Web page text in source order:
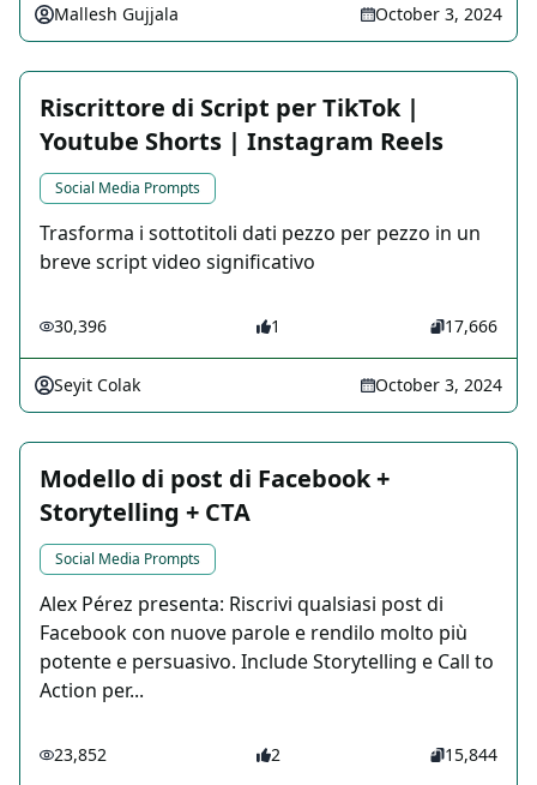
Mallesh Gujjala October 3, 2024
Riscrittore di Script per TikTok |
Youtube Shorts | Instagram Reels
Social Media Prompts
Trasforma i sottotitoli dati pezzo per pezzo in un
breve script video significativo
30,396 1 17,666
Seyit Colak October 3, 2024
Modello di post di Facebook +
Storytelling + CTA
Social Media Prompts
Alex Pérez presenta: Riscrivi qualsiasi post di
Facebook con nuove parole e rendilo molto più
potente e persuasivo. Include Storytelling e Call to
Action per...
23,852 2 15,844